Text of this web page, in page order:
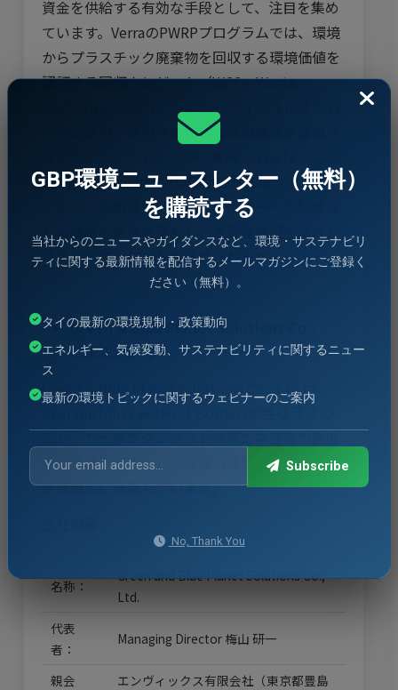
資金を供給する有効な手段として、注目を集め
ています。VerraのPWRPプログラムでは、環境
からプラスチック廃棄物を回収する環境価値を
認証する回収クレジット（WCC：Waste
ージン素材の使用を削減する環境価値を認証す
Recycling Credit）の2種類の方法論が運用され
ており、追加性やステークホルダーへの配慮な
どの厳格な要件を満たし、第三者検証を受けた
うえで、クレジットが発行されます。
Green & Blue Planet Solutions Co.,
Ltd.について
Green & Blue Planet Solutions Co., Ltd.は、
もと、カーボンクレジットや再エネ証書の創出
をはじめ、グローバルな環境課題に資する事業
を積極的に展開しています。
名称：
Green and Blue Planet Solutions Co.,
Ltd.
代表
者：
Managing Director 梅山 研一
親会
エンヴィックス有限会社（東京都豊島
GBP環境ニュースレター（無料）
を購読する
当社からのニュースやガイダンスなど、環境・サステナビリ
ティに関する最新情報を配信するメールマガジンにご登録く
ださい（無料）。
タイの最新の環境規制・政策動向
エネルギー、気候変動、サステナビリティに関するニュー
ス
最新の環境トピックに関するウェビナーのご案内
Subscribe
No, Thank You